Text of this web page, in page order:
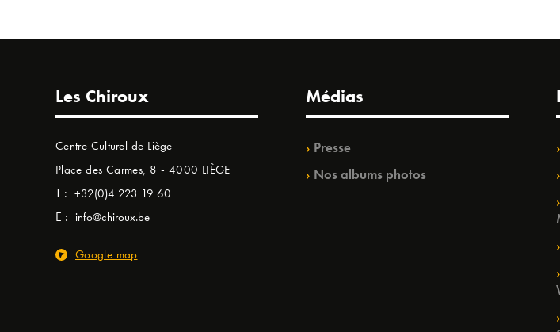
Les Chiroux
Centre Culturel de Liège
Place des Carmes, 8 - 4000 LIÈGE
T : +32(0)4 223 19 60
E : info@chiroux.be
Google map
Médias
Presse
Nos albums photos